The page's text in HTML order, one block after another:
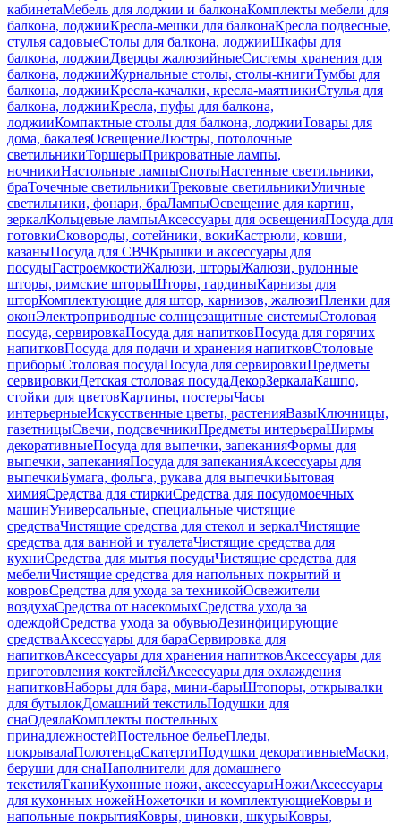
кабинетаМебель для лоджии и балконаКомплекты мебели для
балкона, лоджииКресла-мешки для балконаКресла подвесные,
стулья садовыеСтолы для балкона, лоджииШкафы для
балкона, лоджииДверцы жалюзийныеСистемы хранения для
балкона, лоджииЖурнальные столы, столы-книгиТумбы для
балкона, лоджииКресла-качалки, кресла-маятникиСтулья для
балкона, лоджииКресла, пуфы для балкона,
лоджииКомпактные столы для балкона, лоджииТовары для
дома, бакалеяОсвещениеЛюстры, потолочные
светильникиТоршерыПрикроватные лампы,
ночникиНастольные лампыСпотыНастенные светильники,
браТочечные светильникиТрековые светильникиУличные
светильники, фонари, браЛампыОсвещение для картин,
зеркалКольцевые лампыАксессуары для освещенияПосуда для
готовкиСковороды, сотейники, вокиКастрюли, ковши,
казаныПосуда для СВЧКрышки и аксессуары для
посудыГастроемкостиЖалюзи, шторыЖалюзи, рулонные
шторы, римские шторыШторы, гардиныКарнизы для
шторКомплектующие для штор, карнизов, жалюзиПленки для
оконЭлектроприводные солнцезащитные системыСтоловая
посуда, сервировкаПосуда для напитковПосуда для горячих
напитковПосуда для подачи и хранения напитковСтоловые
приборыСтоловая посудаПосуда для сервировкиПредметы
сервировкиДетская столовая посудаДекорЗеркалаКашпо,
стойки для цветовКартины, постерыЧасы
интерьерныеИскусственные цветы, растенияВазыКлючницы,
газетницыСвечи, подсвечникиПредметы интерьераШирмы
декоративныеПосуда для выпечки, запеканияФормы для
выпечки, запеканияПосуда для запеканияАксессуары для
выпечкиБумага, фольга, рукава для выпечкиБытовая
химияСредства для стиркиСредства для посудомоечных
машинУниверсальные, специальные чистящие
средстваЧистящие средства для стекол и зеркалЧистящие
средства для ванной и туалетаЧистящие средства для
кухниСредства для мытья посудыЧистящие средства для
мебелиЧистящие средства для напольных покрытий и
ковровСредства для ухода за техникойОсвежители
воздухаСредства от насекомыхСредства ухода за
одеждойСредства ухода за обувьюДезинфицирующие
средстваАксессуары для бараСервировка для
напитковАксессуары для хранения напитковАксессуары для
приготовления коктейлейАксессуары для охлаждения
напитковНаборы для бара, мини-барыШтопоры, открывалки
для бутылокДомашний текстильПодушки для
снаОдеялаКомплекты постельных
принадлежностейПостельное бельеПледы,
покрывалаПолотенцаСкатертиПодушки декоративныеМаски,
беруши для снаНаполнители для домашнего
текстиляТканиКухонные ножи, аксессуарыНожиАксессуары
для кухонных ножейНожеточки и комплектующиеКовры и
напольные покрытияКовры, циновки, шкурыКовры,